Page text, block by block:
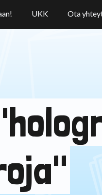
UKK Ota